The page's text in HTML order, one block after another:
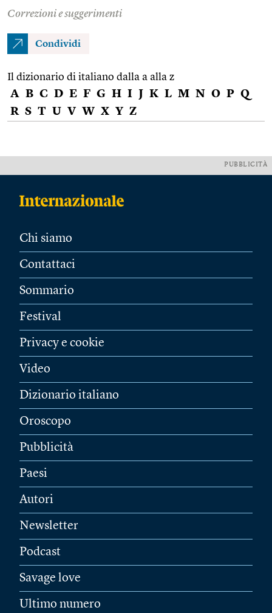
Correzioni e suggerimenti
Condividi
Il dizionario di italiano dalla a alla z
A B C D E F G H I J K L M N O P Q
R S T U V W X Y Z
PUBBLICITÀ
Chi siamo
Contattaci
Sommario
Festival
Privacy e cookie
Video
Dizionario italiano
Oroscopo
Pubblicità
Paesi
Autori
Newsletter
Podcast
Savage love
Ultimo numero